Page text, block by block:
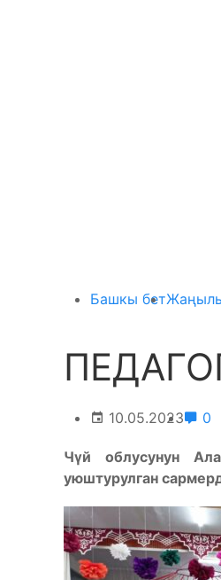
Башкы бет
10.05.2023 0
Чүй облусунун
уюштурулган